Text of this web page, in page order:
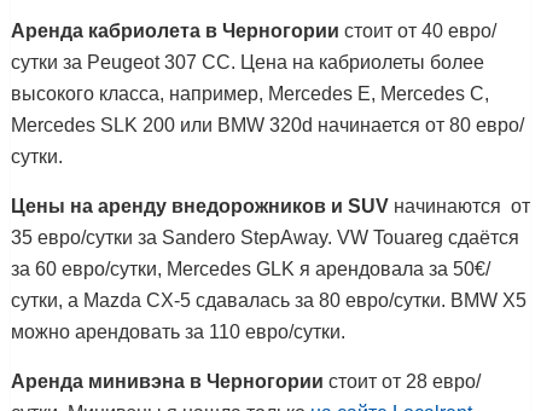
Аренда кабриолета в Черногории стоит от 40 евро/
сутки за Peugeot 307 CC. Цена на кабриолеты более
высокого класса, например, Mercedes E, Mercedes C,
Mercedes SLK 200 или BMW 320d начинается от 80 евро/
сутки.
Цены на аренду внедорожников и SUVначинаются от
35 евро/сутки за Sandero StepAway. VW Touareg сдаётся
за 60 евро/сутки, Mercedes GLK я арендовала за 50€/
сутки, а Mazda CX-5 сдавалась за 80 евро/сутки. BMW X5
можно арендовать за 110 евро/сутки.
Аренда минивэна в Черногории стоит от 28 евро/